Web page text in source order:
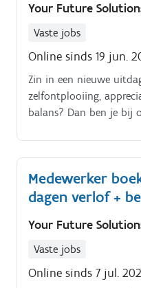
Your Future
Vaste jobs
Online sinds 19 jun.
Zin in een nieuwe
zelfontplooiing,
balans? Dan ben je bij
Medewerker
dagen verlof +
Your Future
Vaste jobs
Online sinds 7 jul.